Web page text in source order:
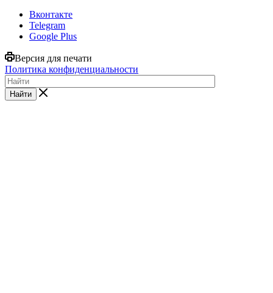
Вконтакте
Telegram
Google Plus
Версия для печати
Политика конфиденциальности
Найти